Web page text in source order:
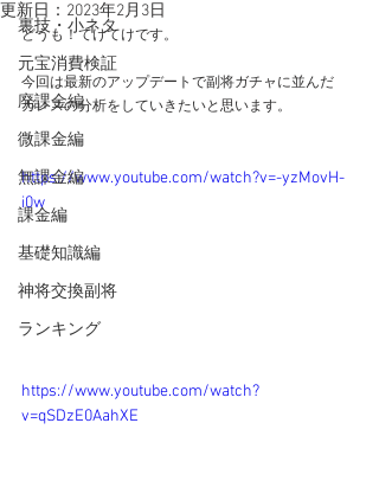
裏技・小ネタ
元宝消費検証
廃課金編
微課金編
無課金編
課金編
基礎知識編
神将交換副将
ランキング
更新日： 2023年2月3日
どうも！てけてけです。
今回は最新のアップデートで副将ガチャに並んだ
ガレスの分析をしていきたいと思います。
https://www.youtube.com/watch?v=-yzMovH-
i0w
https://www.youtube.com/watch?
v=qSDzE0AahXE